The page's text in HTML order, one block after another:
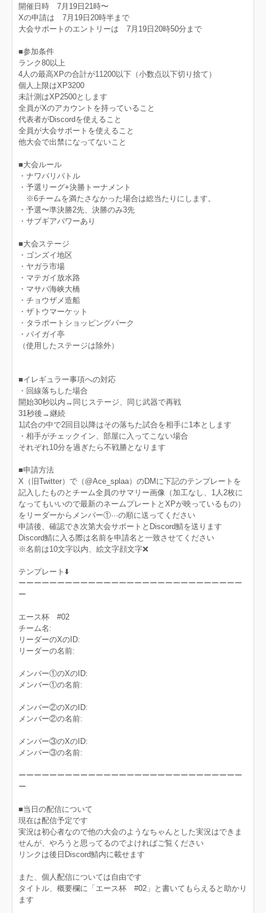
開催日時 7月19日21時〜
Xの申請は 7月19日20時半まで
大会サポートのエントリーは 7月19日20時50分まで
■参加条件
ランク80以上
4人の最高XPの合計が11200以下（小数点以下切り捨て）
個人上限はXP3200
未計測はXP2500とします
全員がXのアカウントを持っていること
代表者がDiscordを使えること
全員が大会サポートを使えること
他大会で出禁になってないこと
■大会ルール
・ナワバリバトル
・予選リーグ+決勝トーナメント
※6チームを満たさなかった場合は総当たりにします。
・予選〜準決勝2先、決勝のみ3先
・サブギアパワーあり
■大会ステージ
・ゴンズイ地区
・ヤガラ市場
・マテガイ放水路
・マサバ海峡大橋
・チョウザメ造船
・ザトウマーケット
・タラポートショッピングパーク
・バイガイ亭
（使用したステージは除外）
■イレギュラー事項への対応
・回線落ちした場合
開始30秒以内→同じステージ、同じ武器で再戦
31秒後→継続
1試合の中で2回目以降はその落ちた試合を相手に1本とします
・相手がチェックイン、部屋に入ってこない場合
それぞれ10分を過ぎたら不戦勝となります
■申請方法
X（旧Twitter）で（@Ace_splaa）のDMに下記のテンプレートを
記入したものとチーム全員のサマリー画像（加工なし、1人2枚に
なってもいいので最新のネームプレートとXPが映っているもの）
をリーダーからメンバー①···の順に送ってください
申請後、確認でき次第大会サポートとDiscord鯖を送ります
Discord鯖に入る際は名前を申請名と一致させてください
※名前は10文字以内、絵文字顔文字❌️
テンプレート⬇️
ーーーーーーーーーーーーーーーーーーーーーーーーーーーーー
ー
エース杯 #02
チーム名:
リーダーのXのID:
リーダーの名前:
メンバー①のXのID:
メンバー①の名前:
メンバー②のXのID:
メンバー②の名前:
メンバー③のXのID:
メンバー③の名前:
ーーーーーーーーーーーーーーーーーーーーーーーーーーーーー
ー
■当日の配信について
現在は配信予定です
実況は初心者なので他の大会のようなちゃんとした実況はできま
せんが、やろうと思ってるのでよければご覧ください
リンクは後日Discord鯖内に載せます
また、個人配信については自由です
タイトル、概要欄に「エース杯 #02」と書いてもらえると助かり
ます